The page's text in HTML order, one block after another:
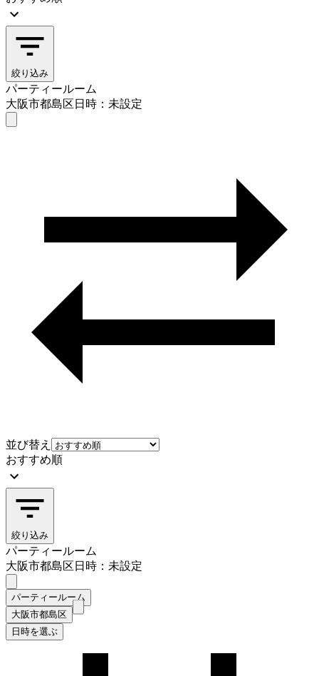
絞り込み
パーティールーム
大阪市都島区日時：未設定
並び替え
おすすめ順
絞り込み
パーティールーム
大阪市都島区日時：未設定
パーティールーム
大阪市都島区
日時を選ぶ